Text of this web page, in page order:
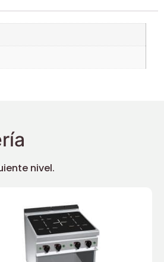
nivel.